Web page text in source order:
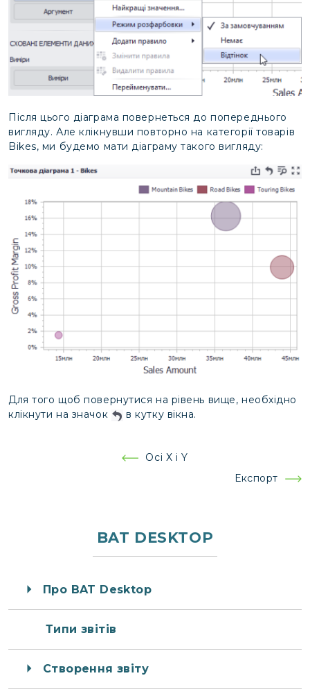
Після цього діаграма повернеться до попереднього
вигляду. Але клікнувши повторно на категорії товарів
Bikes, ми будемо мати діаграму такого вигляду:
Для того щоб повернутися на рівень вище, необхідно
клікнути на значок
в кутку вікна.
Осі Х і Y
Експорт
BAT DESKTOP
Про BAT Desktop
Типи звітів
Створення звіту